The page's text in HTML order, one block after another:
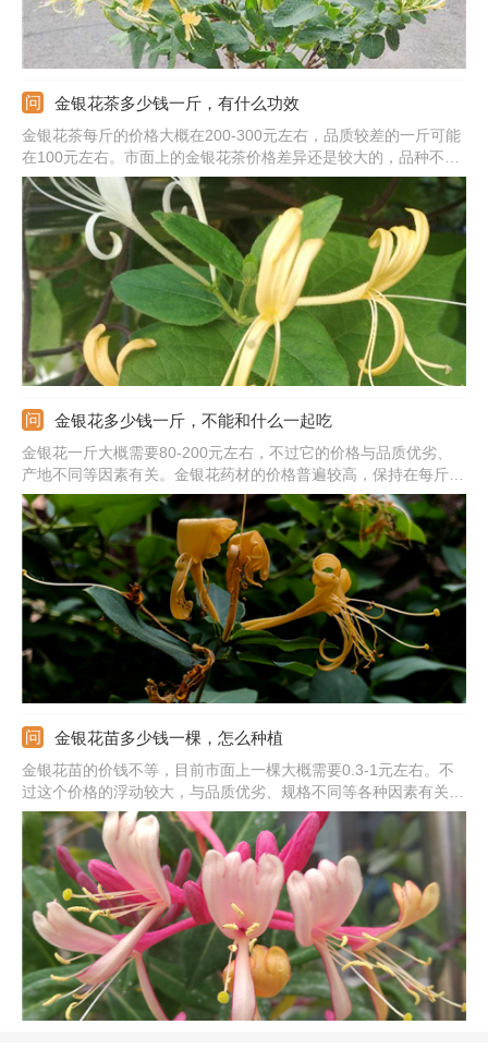
金银花茶多少钱一斤，有什么功效
金银花茶每斤的价格大概在200-300元左右，品质较差的一斤可能
在100元左右。市面上的金银花茶价格差异还是较大的，品种不
同、上市时节、产地不同等因素都会对它的价格有比较明显的影
响。另外，市面上的金银花会根据水分、有无杂质、碎末、颜色等
因素划分等级，等级越高价格也会越贵。
金银花多少钱一斤，不能和什么一起吃
金银花一斤大概需要80-200元左右，不过它的价格与品质优劣、
产地不同等因素有关。金银花药材的价格普遍较高，保持在每斤
150-200元左右。不过南方地区它的价格会低一些，如湖南一斤的
价钱在60-90元左右。但是山东、河北等北方地区的价格偏高，一
斤需要160-200元左右。它没有什么不能同吃的食物。
金银花苗多少钱一棵，怎么种植
金银花苗的价钱不等，目前市面上一棵大概需要0.3-1元左右。不
过这个价格的浮动较大，与品质优劣、规格不同等各种因素有关。
比如说品质较好的金银花苗的价格会贵很多，一棵的价格可能在3-
5元左右。另外地区不同价格也会受到影响。在南方地区金银花苗
的价格一公斤大概在50元左右，北方地区一公斤则在130元左右。